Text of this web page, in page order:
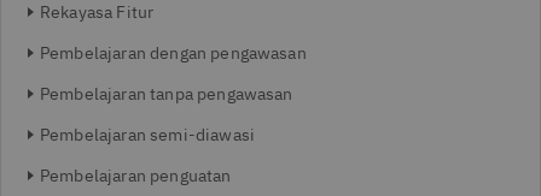
Rekayasa Fitur
Pembelajaran dengan pengawasan
Pembelajaran tanpa pengawasan
Pembelajaran semi-diawasi
Pembelajaran penguatan